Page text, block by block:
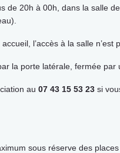
de 20h à 00h, dans la salle
l’accès à la salle n’est
la porte latérale, fermée par
au 07 43 15 53 23 si
sous réserve des places